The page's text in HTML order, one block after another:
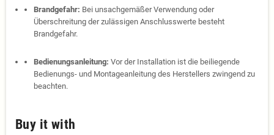
Brandgefahr: Bei unsachgemäßer Verwendung oder
Überschreitung der zulässigen Anschlusswerte besteht
Brandgefahr.
Bedienungsanleitung: Vor der Installation ist die beiliegende
Bedienungs- und Montageanleitung des Herstellers zwingend zu
beachten.
Buy it with